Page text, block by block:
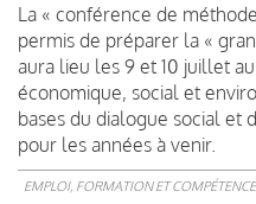
La « conférence de
permis de préparer la «
aura lieu les 9 et 10 juillet
économique, social et
bases du dialogue social et
pour les années à venir.
EMPLOI, FORMATION ET